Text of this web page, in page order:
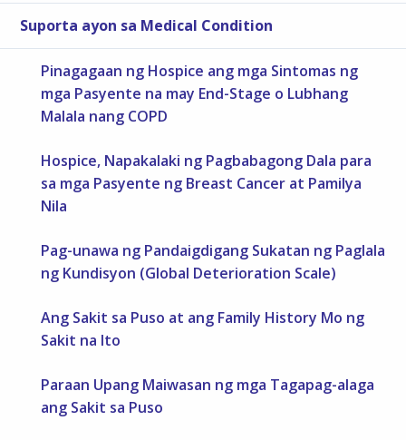
Suporta ayon sa Medical Condition
Pinagagaan ng Hospice ang mga Sintomas ng
mga Pasyente na may End-Stage o Lubhang
Malala nang COPD
Hospice, Napakalaki ng Pagbabagong Dala para
sa mga Pasyente ng Breast Cancer at Pamilya
Nila
Pag-unawa ng Pandaigdigang Sukatan ng Paglala
ng Kundisyon (Global Deterioration Scale)
Ang Sakit sa Puso at ang Family History Mo ng
Sakit na Ito
Paraan Upang Maiwasan ng mga Tagapag-alaga
ang Sakit sa Puso